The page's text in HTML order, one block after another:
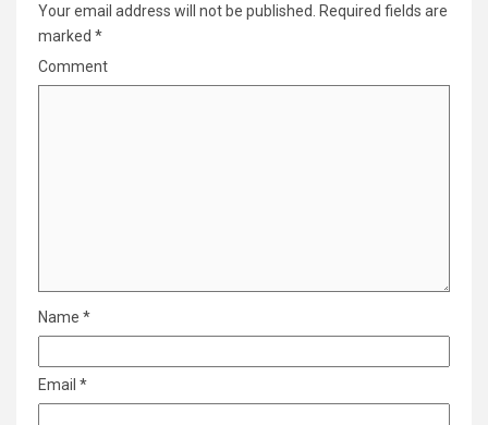
Your email address will not be published.
Required fields are
marked *
Comment
Name *
Email *